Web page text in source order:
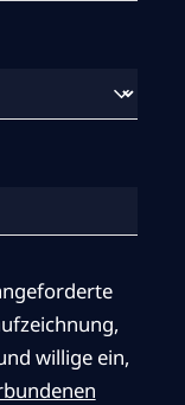
willige ein,